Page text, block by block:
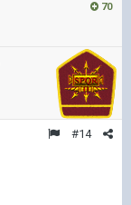
70
#14